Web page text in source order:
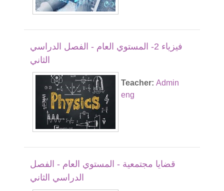
فيزياء 2- المستوي العام - الفصل الدراسي
الثاني
Teacher: Admin
eng
قضايا مجتمعية - المستوي العام - الفصل
الدراسي الثاني